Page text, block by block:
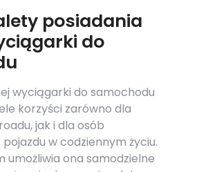
posiadania
do
wyciągarki do samochodu
korzyści zarówno dla
jak i dla osób
w codziennym życiu.
umożliwia ona samodzielne